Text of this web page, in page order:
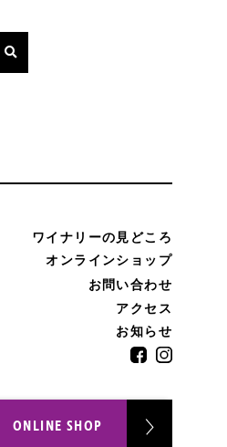
ONLINE SHOP
ワイナリーの見どころ
オンラインショップ
お問い合わせ
アクセス
お知らせ